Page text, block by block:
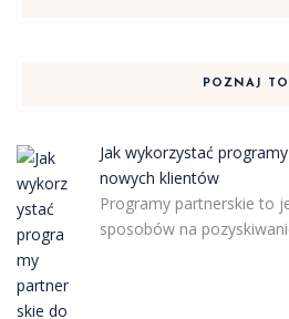
POZNAJ
Jak wykorzystać
nowych klientów
Programy partnerskie to
sposobów na